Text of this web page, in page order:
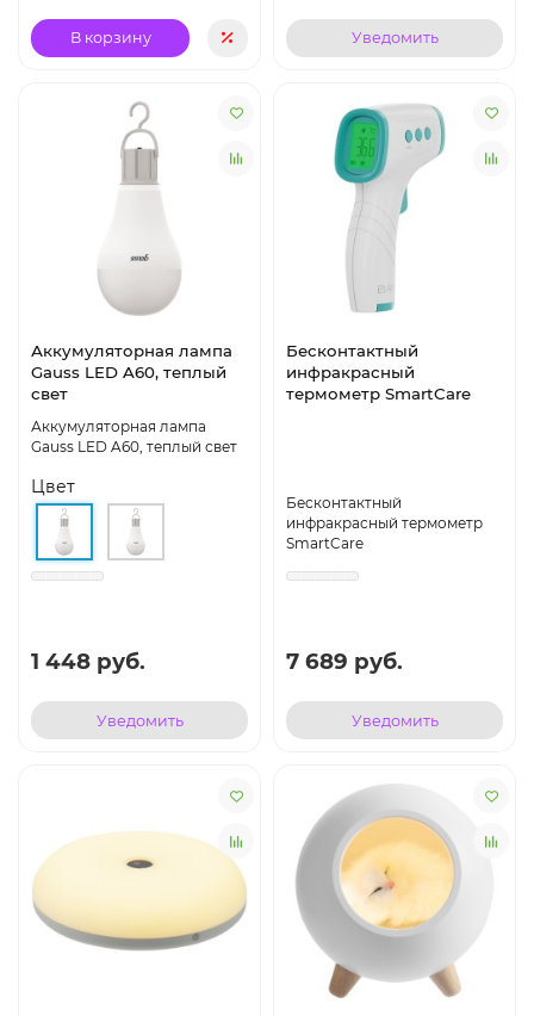
В корзину Уведомить
Аккумуляторная лампа
Gauss LED A60, теплый
свет
Аккумуляторная лампа
Gauss LED A60, теплый свет
Цвет
1 448 руб.
Уведомить
Бесконтактный
инфракрасный
термометр SmartCare
Бесконтактный
инфракрасный термометр
SmartCare
7 689 руб.
Уведомить